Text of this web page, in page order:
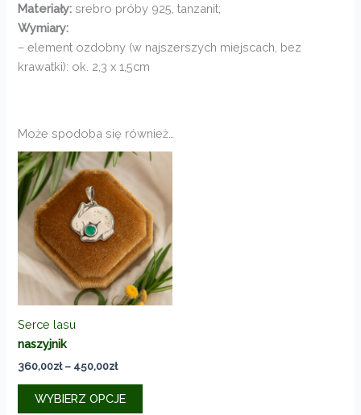
Materiały: srebro próby 925, tanzanit;
Wymiary:
– element ozdobny (w najszerszych miejscach, bez
krawatki): ok. 2,3 x 1,5cm
Może spodoba się również…
Serce lasu
naszyjnik
360,00zł – 450,00złZakres
od
360,00zł
WYBIERZ OPCJE
Ten